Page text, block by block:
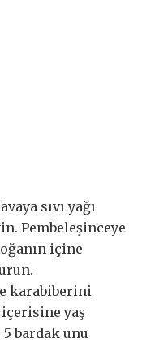
sıvı yağı
Pembeleşinceye
içine
karabiberini
yaş
bardak unu